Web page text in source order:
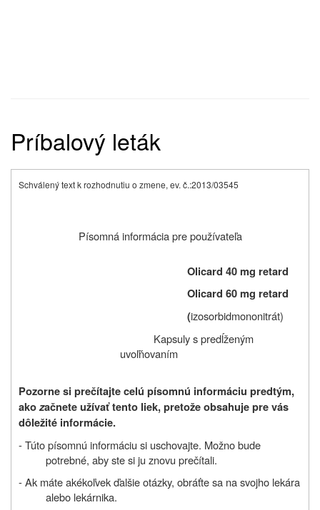
Príbalový leták
Schválený text k rozhodnutiu o zmene, ev. č.:2013/03545
Písomná informácia pre používateľa
Olicard 40 mg retard
Olicard 60 mg retard
(izosorbidmononitrát)
Kapsuly s predĺženým
uvoľňovaním
Pozorne si prečítajte celú písomnú informáciu predtým,
akozačnete užívať tento liek, pretože obsahuje pre vás
dôležité informácie.
- Túto písomnú informáciu si uschovajte. Možno bude
potrebné, aby ste si ju znovu prečítali.
- Ak máte akékoľvek ďalšie otázky, obráťte sa na svojho lekára
alebo lekárnika.